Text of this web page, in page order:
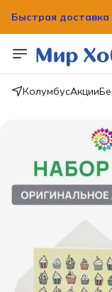
Быстрая
вашим домом!
Быстрая
вашим домом!
КолумбусАкции